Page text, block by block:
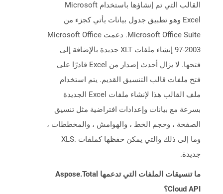
القالب التي تم إنشاؤها باستخدام Microsoft
Excel وهو تطبيق جدول بيانات يأتي كجزء من
Microsoft Office Suite. دعمت Microsoft Office
97-2003 إنشاء ملفات XLT جديدة بالإضافة إلى
فتحها. لا يزال أحدث إصدار من Excel قادرًا على
فتح ملفات قالب التنسيق القديم. يتم استخدام
ملف القالب هذا لإنشاء ملفات Excel الجديدة
بسرعة مع بيانات وإعدادات افتراضية مثل تنسيق
الصفحة ، وحجم الخط ، والهوامش ، والمخططات ،
وما إلى ذلك والتي يمكن حفظها كملفات .XLS
جديدة.
ما تنسيقات الملفات التي تدعمها Aspose.Total
Cloud API؟